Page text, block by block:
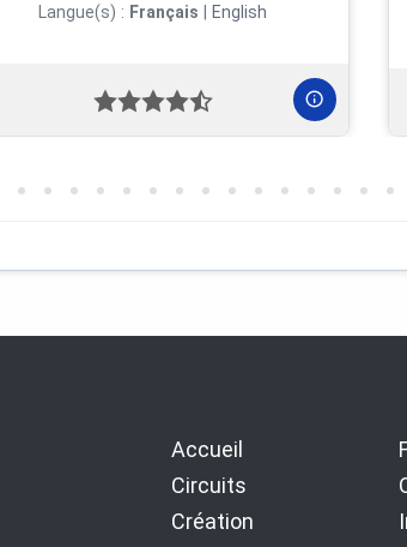
Langue(s) : Français English
Accueil
Circuits
Création